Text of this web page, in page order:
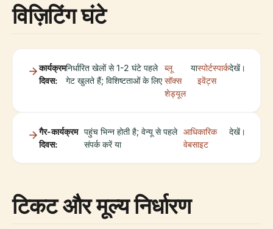
विज़िटिंग घंटे
कार्यक्रम
दिवस:
निर्धारित खेलों से 1-2 घंटे पहले
गेट खुलते हैं; विशिष्टताओं के लिए
ब्लू
सॉक्स
शेड्यूल
यास्पोर्टस्पार्क
इवेंट्स
देखें।
गैर-कार्यक्रम
दिवस:
पहुंच भिन्न होती है; वेन्यू से पहले
संपर्क करें या
आधिकारिक
वेबसाइट
देखें।
टिकट और मूल्य निर्धारण